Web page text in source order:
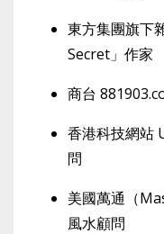
東方集團旗下
Secret」作家
商台
香港科技網站
問
美國萬通（
風水顧問